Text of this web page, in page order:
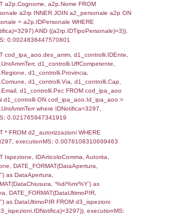
SELECT `tablename`, `userlevelid`,
WHERE `userlevelid`
SELECT a1.RagioneSociale,
el_prov.citta AS provincia,
as
n.DataFileNotificaZip
JOIN infostabilimento i ON
LEFT JOIN
= n.CodiceUnivoco LEFT
AS el_com ON a1.ComuneStab =
LEFT JOIN el_province
= el_prov.IstProvincia
= 3297;, executionMS: